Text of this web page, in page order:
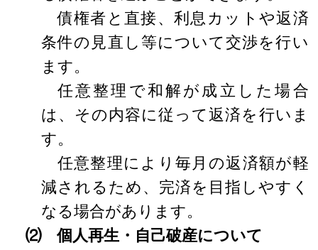
債権者と直接、利息カットや返済
条件の見直し等について交渉を行い
ます。
任意整理で和解が成立した場合
は、その内容に従って返済を行いま
す。
任意整理により毎月の返済額が軽
減されるため、完済を目指しやすく
なる場合があります。
⑵ 個人再生・自己破産について